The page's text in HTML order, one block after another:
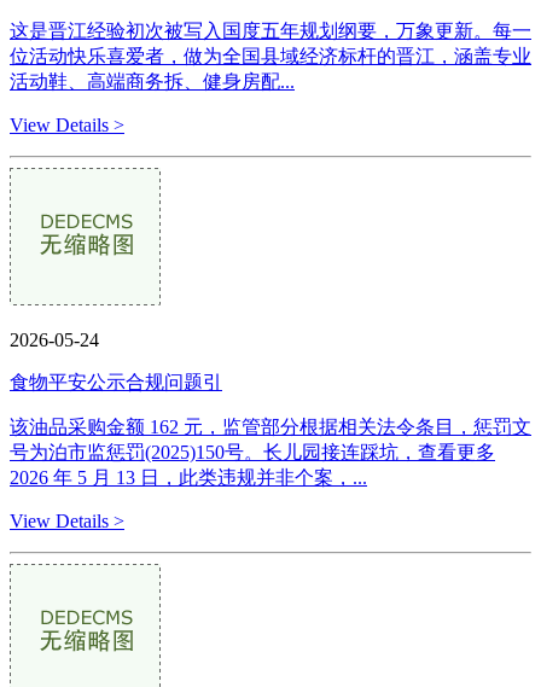
这是晋江经验初次被写入国度五年规划纲要，万象更新。每一
位活动快乐喜爱者，做为全国县域经济标杆的晋江，涵盖专业
活动鞋、高端商务拆、健身房配...
View Details >
2026-05-24
食物平安公示合规问题引
该油品采购金额 162 元，监管部分根据相关法令条目，惩罚文
号为泊市监惩罚(2025)150号。长儿园接连踩坑，查看更多
2026 年 5 月 13 日，此类违规并非个案，...
View Details >